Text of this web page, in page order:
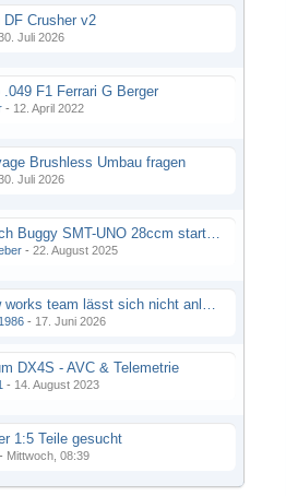
DF Crusher v2
Juli 2026
.049 F1 Ferrari G Berger
- 12. April 2022
Brushless Umbau fragen
Juli 2026
Smartech Buggy SMT-UNO 28ccm startet nicht
- 22. August 2025
Lrp flow works team lässt sich nicht anlernen
- 17. Juni 2026
DX4S - AVC & Telemetrie
- 14. August 2023
1:5 Teile gesucht
- Mittwoch, 08:39